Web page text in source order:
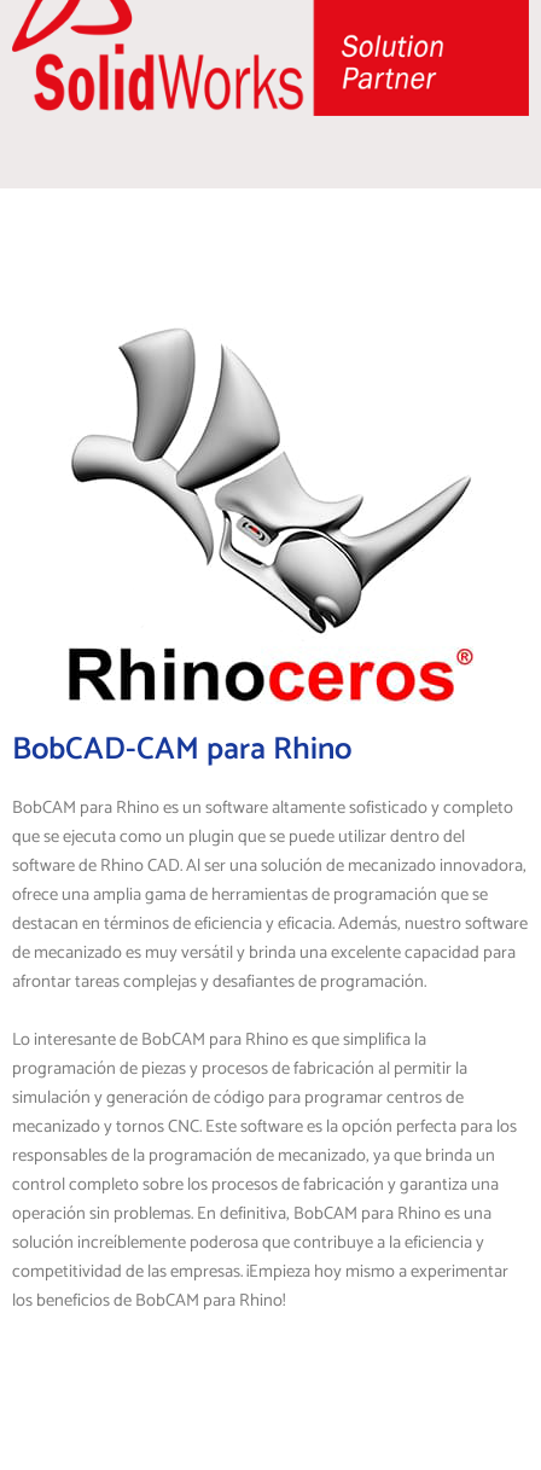
BobCAD-CAM para Rhino
BobCAM para Rhino es un software altamente sofisticado y completo
que se ejecuta como un plugin que se puede utilizar dentro del
software de Rhino CAD. Al ser una solución de mecanizado innovadora,
ofrece una amplia gama de herramientas de programación que se
destacan en términos de eficiencia y eficacia. Además, nuestro software
de mecanizado es muy versátil y brinda una excelente capacidad para
afrontar tareas complejas y desafiantes de programación.
Lo interesante de BobCAM para Rhino es que simplifica la
programación de piezas y procesos de fabricación al permitir la
simulación y generación de código para programar centros de
mecanizado y tornos CNC. Este software es la opción perfecta para los
responsables de la programación de mecanizado, ya que brinda un
control completo sobre los procesos de fabricación y garantiza una
operación sin problemas. En definitiva, BobCAM para Rhino es una
solución increíblemente poderosa que contribuye a la eficiencia y
competitividad de las empresas. ¡Empieza hoy mismo a experimentar
los beneficios de BobCAM para Rhino!